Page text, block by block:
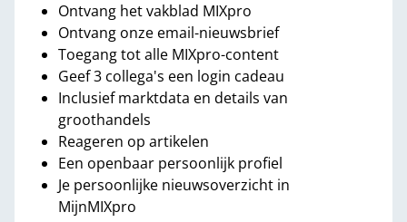
Ontvang het vakblad MIXpro
Ontvang onze email-nieuwsbrief
Toegang tot alle MIXpro-content
Geef 3 collega's een login cadeau
Inclusief marktdata en details van
groothandels
Reageren op artikelen
Een openbaar persoonlijk profiel
Je persoonlijke nieuwsoverzicht in
MijnMIXpro